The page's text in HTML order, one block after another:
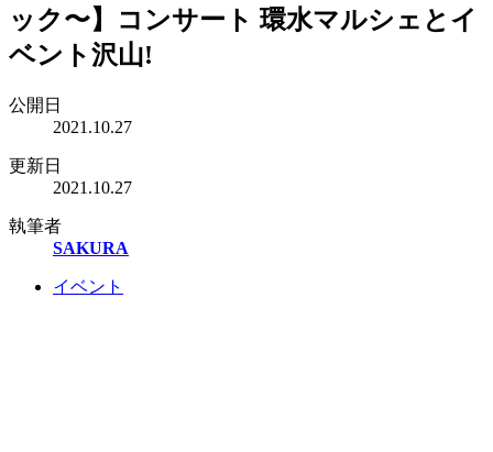
ック〜】コンサート 環水マルシェとイ
ベント沢山!
公開日
2021.10.27
更新日
2021.10.27
執筆者
SAKURA
イベント